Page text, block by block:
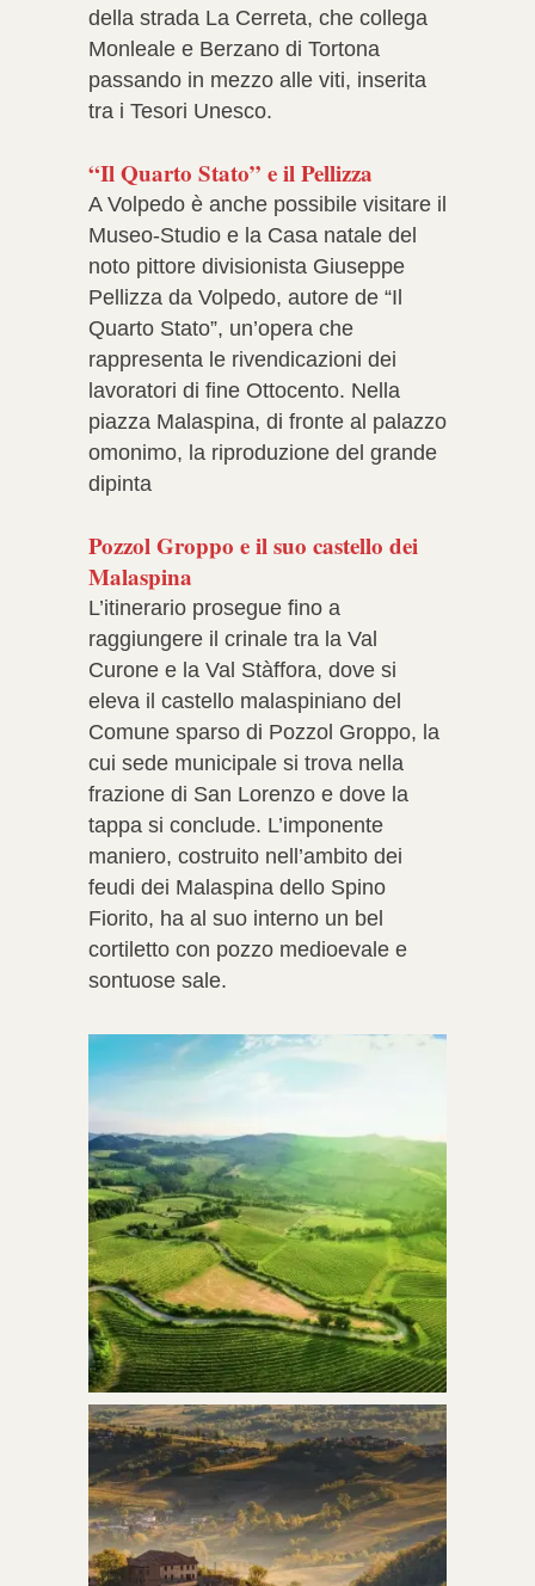
della strada La Cerreta, che collega
Monleale e Berzano di Tortona
passando in mezzo alle viti, inserita
tra i Tesori Unesco.
“Il Quarto Stato” e il Pellizza
A Volpedo è anche possibile visitare il
Museo-Studio e la Casa natale del
noto pittore divisionista Giuseppe
Pellizza da Volpedo, autore de “Il
Quarto Stato”, un’opera che
rappresenta le rivendicazioni dei
lavoratori di fine Ottocento. Nella
piazza Malaspina, di fronte al palazzo
omonimo, la riproduzione del grande
dipinta
Pozzol Groppo e il suo castello dei
Malaspina
L’itinerario prosegue fino a
raggiungere il crinale tra la Val
Curone e la Val Stàffora, dove si
eleva il castello malaspiniano del
Comune sparso di Pozzol Groppo, la
cui sede municipale si trova nella
frazione di San Lorenzo e dove la
tappa si conclude. L’imponente
maniero, costruito nell’ambito dei
feudi dei Malaspina dello Spino
Fiorito, ha al suo interno un bel
cortiletto con pozzo medioevale e
sontuose sale.